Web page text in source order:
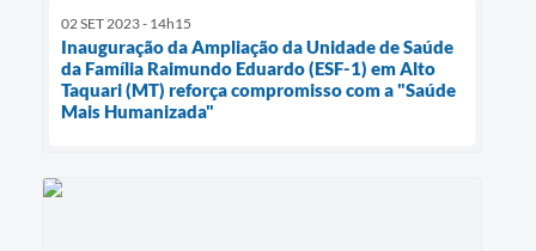
02 SET 2023 - 14h15
Inauguração da Ampliação da Unidade de Saúde
da Família Raimundo Eduardo (ESF-1) em Alto
Taquari (MT) reforça compromisso com a "Saúde
Mais Humanizada"